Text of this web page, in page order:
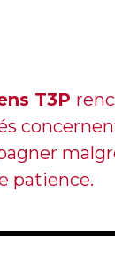
T3P
patience.